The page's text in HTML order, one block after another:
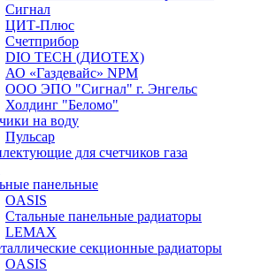
Сигнал
ЦИТ-Плюс
Счетприбор
DIO TECH (ДИОТЕХ)
АО «Газдевайс» NPM
ООО ЭПО "Сигнал" г. Энгельс
Холдинг "Беломо"
на воду
Пульсар
для счетчиков газа
панельные
OASIS
Стальные панельные радиаторы
LEMAX
секционные радиаторы
OASIS